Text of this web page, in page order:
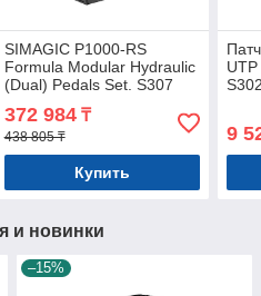
SIMAGIC P1000-RS
Formula Modular Hydraulic
(Dual) Pedals Set. S307
372 984₸
438 805 ₸
Купить
9
и новинки
–15%